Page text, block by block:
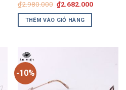
₫2.980.000 Giá
gốc
là:
₫2.980.000.
₫2.682.000Giá
THÊM VÀO GIỎ HÀNG
-10%